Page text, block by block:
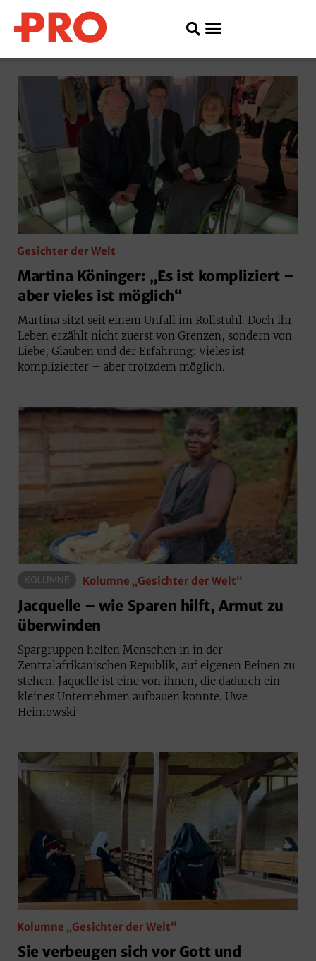
Gesichter der Welt
Martina Köninger: „Es ist kompliziert –
aber vieles ist möglich“
Martina sitzt seit einem Unfall im Rollstuhl. Doch ihr
Leben erzählt nicht zuerst von Grenzen, sondern von
Liebe, Glauben und der Erfahrung: Vieles ist
komplizierter – aber trotzdem möglich.
KOLUMNE Kolumne „Gesichter der Welt“
Jacquelle – wie Sparen hilft, Armut zu
überwinden
Spargruppen helfen Menschen in in der
Zentralafrikanischen Republik, auf eigenen Beinen zu
stehen. Jaquelle ist eine von ihnen, die dadurch ein
kleines Unternehmen aufbauen konnte. Uwe
Heimowski
Kolumne „Gesichter der Welt“
Sie verbeugen sich vor Gott und